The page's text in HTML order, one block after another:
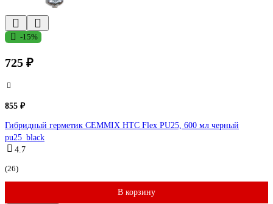
-15%
725 ₽
855 ₽
Гибридный герметик CEMMIX HTC Flex PU25, 600 мл черный
pu25_black
4.7
(26)
В корзину